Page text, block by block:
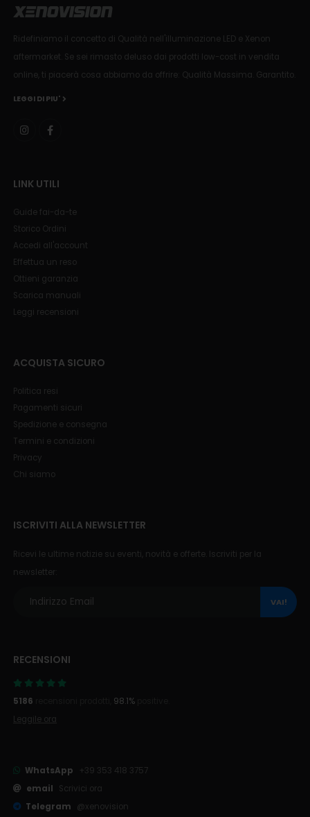
Ridefiniamo il concetto di Qualità nell'illuminazione LED e Xenon
aftermarket. Se sei rimasto deluso dai prodotti low-cost in vendita
online, ti piacerà cosa abbiamo da offrire: Qualità Massima. Garantito.
LEGGI DI PIU'
LINK UTILI
Guide fai-da-te
Storico Ordini
Accedi all'account
Effettua un reso
Ottieni garanzia
Scarica manuali
Leggi recensioni
ACQUISTA SICURO
Politica resi
Pagamenti sicuri
Spedizione e consegna
Termini e condizioni
Privacy
Chi siamo
ISCRIVITI ALLA NEWSLETTER
Ricevi le ultime notizie su eventi, novità e offerte. Iscriviti per la
newsletter:
VAI!
RECENSIONI
5186 98.1%
Leggile ora
WhatsApp
+39 353 418 3757
email
Scrivici ora
Telegram
@xenovision